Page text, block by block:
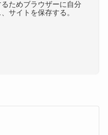
ためブラウザーに自分
サイトを保存する。